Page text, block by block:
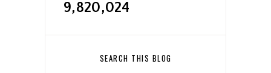
9,820,024
SEARCH THIS BLOG